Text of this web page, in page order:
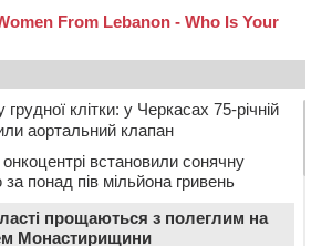
грудної клітки: у Черкасах 75-річній
аортальний клапан
встановили сонячну
понад пів мільйона гривень
прощаються з полеглим на
Монастирищини